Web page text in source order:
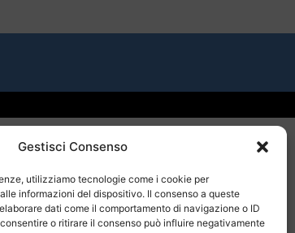
Gestisci Consenso
utilizziamo tecnologie come i cookie per
informazioni del dispositivo. Il consenso a queste
dati come il comportamento di navigazione o ID
o ritirare il consenso può influire negativamente